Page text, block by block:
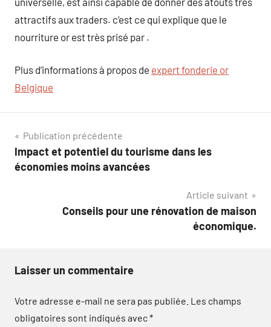
attractifs aux traders. c’est ce qui explique que le
nourriture or est très prisé par .
Plus d’informations à propos de expert fonderie or
Belgique
Navigation
de
Publication précédente
Impact et potentiel du tourisme dans les
économies moins avancées
Article suivant
Conseils pour une rénovation de maison
économique.
Laisser un commentaire
Votre adresse e-mail ne sera pas publiée. Les champs
obligatoires sont indiqués avec*